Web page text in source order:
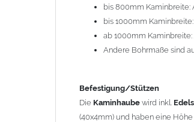
Es stehen insgesamt 20
Standardhauben siehe
12 Laube, 13 Schwalbe, 14
Die Typen 02 (Bogen), 06
hergestellt (Preis auf
bis 800mm Kaminbreite:
bis 1000mm
ab 1000mm
Andere Bohrmaße sind
Befestigung/Stützen
Die Kaminhaube wird inkl.
(40x4mm) und haben eine